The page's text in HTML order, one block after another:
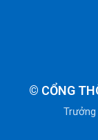
© CỔNG
Trưởng